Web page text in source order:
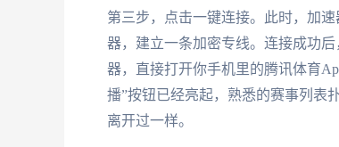
第三步，点击一键连接。此时，加
器，建立一条加密专线。连接成功
器，直接打开你手机里的腾讯体育
播”按钮已经亮起，熟悉的赛事列表
离开过一样。